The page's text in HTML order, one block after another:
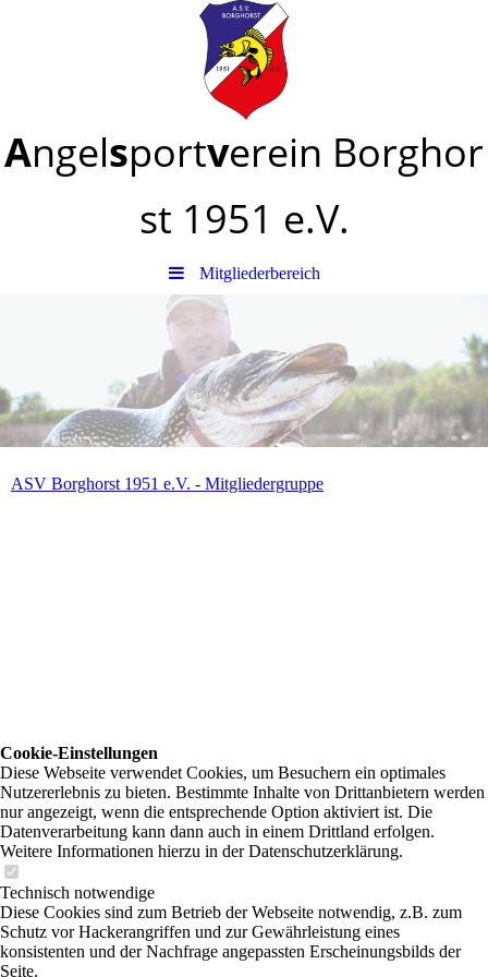
Angelsportverein Borghor
st 1951 e.V.
Mitgliederbereich
ASV Borghorst 1951 e.V. - Mitgliedergruppe
Cookie-Einstellungen
Diese Webseite verwendet Cookies, um Besuchern ein optimales
Nutzererlebnis zu bieten. Bestimmte Inhalte von Drittanbietern werden
nur angezeigt, wenn die entsprechende Option aktiviert ist. Die
Datenverarbeitung kann dann auch in einem Drittland erfolgen.
Weitere Informationen hierzu in der Datenschutzerklärung.
Technisch notwendige
Diese Cookies sind zum Betrieb der Webseite notwendig, z.B. zum
Schutz vor Hackerangriffen und zur Gewährleistung eines
konsistenten und der Nachfrage angepassten Erscheinungsbilds der
Seite.